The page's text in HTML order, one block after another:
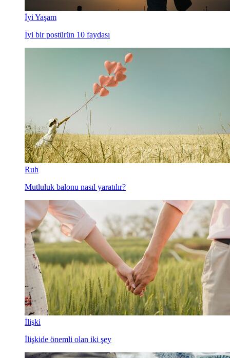
İyi Yaşam
İyi bir postürün 10 faydası
Ruh
Mutluluk balonu nasıl yaratılır?
İlişki
İlişkide önemli olan iki şey